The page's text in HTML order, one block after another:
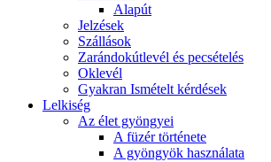
Alapút
Jelzések
Szállások
Zarándokútlevél és pecsételés
Oklevél
Gyakran Ismételt kérdések
Lelkiség
Az élet gyöngyei
A füzér története
A gyöngyök használata